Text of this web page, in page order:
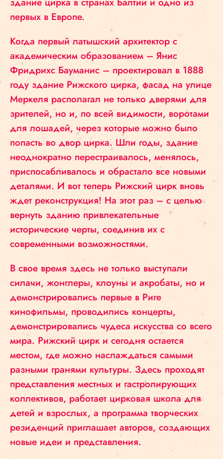
первых в Европе.
Когда первый латышский архитектор с
академическим образованием – Янис
Фридрихс Бауманис – проектировал в 1888
году здание Рижского цирка, фасад на улице
Меркеля располагал не только дверями для
зрителей, но и, по всей видимости, воротами
для лошадей, через которые можно было
попасть во двор цирка. Шли годы, здание
неоднократно перестраивалось, менялось,
приспосабливалось и обрастало все новыми
деталями. И вот теперь Рижский цирк вновь
ждет реконструкция! На этот раз – с целью
вернуть зданию привлекательные
исторические черты, соединив их с
современными возможностями.
В свое время здесь не только выступали
силачи, жонглеры, клоуны и акробаты, но и
демонстрировались первые в Риге
кинофильмы, проводились концерты,
демонстрировались чудеса искусства со всего
мира. Рижский цирк и сегодня остается
местом, где можно наслаждаться самыми
разными гранями культуры. Здесь проходят
представления местных и гастролирующих
коллективов, работает цирковая школа для
детей и взрослых, а программа творческих
резиденций приглашает авторов, создающих
новые идеи и представления.